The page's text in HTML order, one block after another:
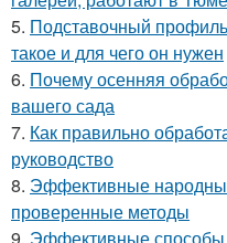
5. Подставочный
такое и для чего он нужен
6. Почему осенняя
вашего сада
7. Как правильно
руководство
8. Эффективные
проверенные методы